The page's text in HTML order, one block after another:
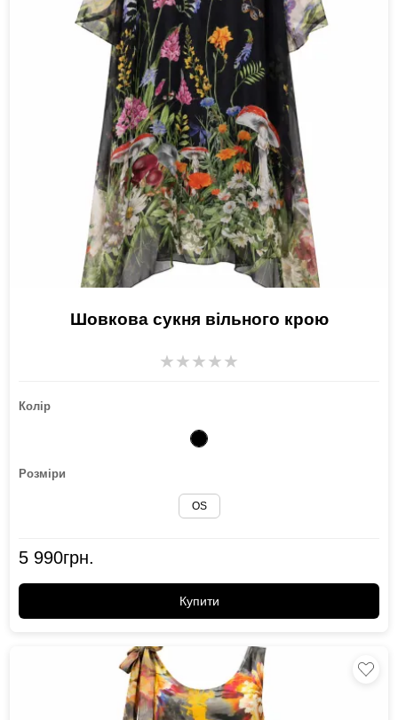
Шовкова сукня вільного крою
★★★★★
Колір
Розміри
OS
5 990грн.
Купити